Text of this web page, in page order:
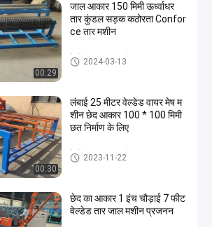
00:29
जाल आकार 150 मिमी ऊर्ध्वाधर
तार कुंडल सड़क कठोरता Confor
ce तार मशीन
वेल्डेड तार जाल मशीन
2024-03-13
00:30
लंबाई 25 मीटर वेल्डेड वायर मेष म
शीन छेद आकार 100 * 100 मिमी
छत निर्माण के लिए
वेल्डेड तार जाल मशीन
2023-11-22
छेद का आकार 1 इंच चौड़ाई 7 फीट
वेल्डेड तार जाल मशीन प्रजनन